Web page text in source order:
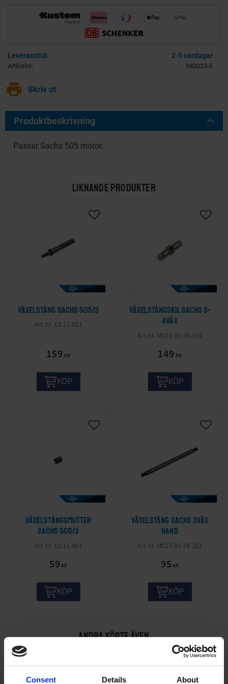
Consent Details About
2-5 vardagar
Artikelnr MQ023-E
print Skriv ut
Produktbeskrivning
Passar Sachs 505 motor.
LIKNANDE PRODUKTER
Växelstång Sachs 505/3
12-11-501
159 KR
KÖP
Växelstångskil Sachs 3-
4väx
M031-01-78-101
149 KR
KÖP
Växelstångsmutter
Sachs 505/3
12-11-401
59 KR
KÖP
Växelstång Sachs 3väx
hand
M027-01-78-201
95 KR
KÖP
ANDRA KÖPTE ÄVEN